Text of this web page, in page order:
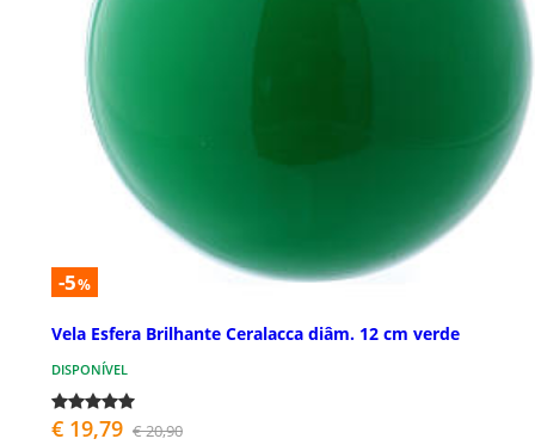
-5%
Vela Esfera Brilhante Ceralacca diâm. 12 cm verde
DISPONÍVEL
€ 19,79 € 20,90